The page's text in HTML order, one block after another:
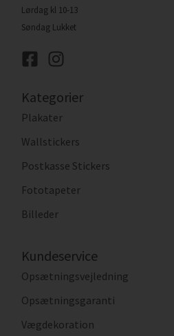
Lørdag kl 10-13
Søndag Lukket
Kategorier
Plakater
Wallstickers
Postkasse Stickers
Fototapeter
Billeder
Kundeservice
Opsætningsvejledning
Opsætningsgaranti
Vægdekoration